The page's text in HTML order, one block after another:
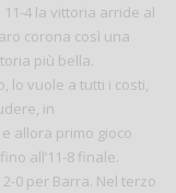
4 la vittoria arride al
corona così una
più bella.
lo vuole a tutti i costi,
in
allora primo gioco
all’11-8 finale.
0 per Barra. Nel terzo